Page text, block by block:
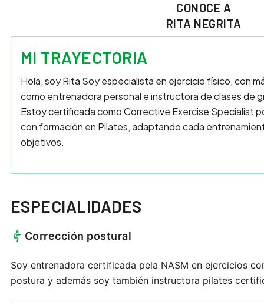
CONOCE A
RITA NEGRITA
MI TRAYECTORIA
Hola, soy Rita Soy especialista en ejercicio físico, con
como entrenadora personal e instructora de clases de
Estoy certificada como Corrective Exercise Specialist
con formación en Pilates, adaptando cada
objetivos.
ESPECIALIDADES
Corrección postural
Soy entrenadora certificada pela NASM en ejercicios
postura y además soy también instructora pilates